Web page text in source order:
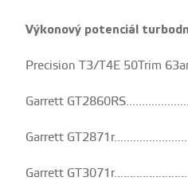
Výkonový potenciál
Precision T3/T4E 50Trim
Garrett
Garrett
Garrett